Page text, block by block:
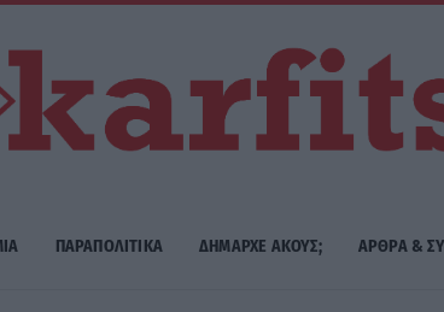
ΠΑΡΑΠΟΛΙΤΙΚΑ ΔΗΜΑΡΧE ΑΚΟΥΣ; ΑΡΘΡΑ &